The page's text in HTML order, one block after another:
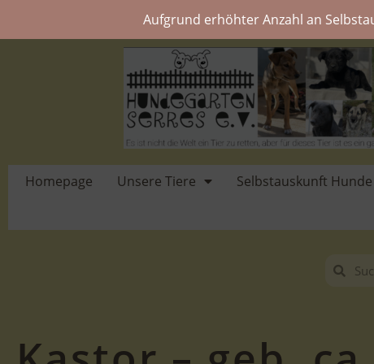
Aufgrund erhöhter Anzahl an
Homepage Unsere Tiere Selbstauskunft Hunde